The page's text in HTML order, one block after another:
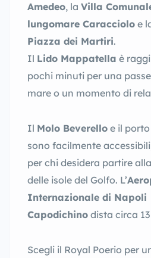
Amedeo, la Villa
lungomare Caracciolo e
Piazza dei Martiri.
Il Lido Mappatella è
pochi minuti per una
mare o un momento di
Il Molo Beverello e il
sono facilmente
per chi desidera partire
delle isole del Golfo. L’
Internazionale di Napoli
Capodichino dista circa
Scegli il Royal Poerio per